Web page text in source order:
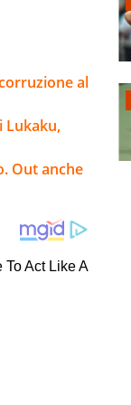
al
Lukaku,
Out anche